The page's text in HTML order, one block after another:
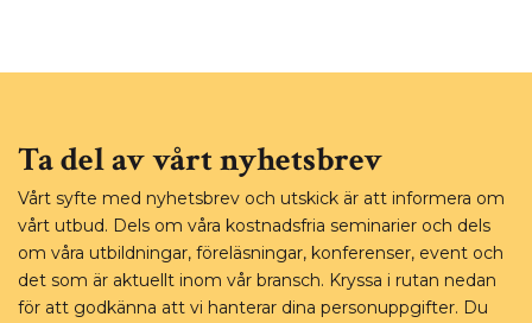
Ta del av vårt nyhetsbrev
Vårt syfte med nyhetsbrev och utskick är att informera om
vårt utbud. Dels om våra kostnadsfria seminarier och dels
om våra utbildningar, föreläsningar, konferenser, event och
det som är aktuellt inom vår bransch. Kryssa i rutan nedan
för att godkänna att vi hanterar dina personuppgifter. Du